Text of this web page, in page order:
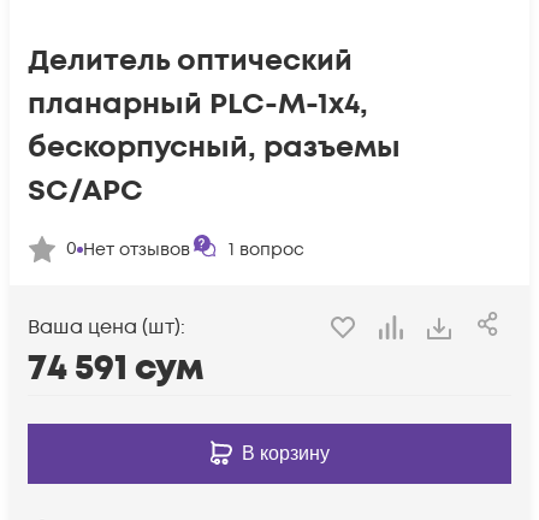
Делитель оптический
планарный PLC-M-1x4,
бескорпусный, разъемы
SC/APC
0 Нет отзывов 1 вопрос
Ваша цена (шт):
74 591 сум
В корзину